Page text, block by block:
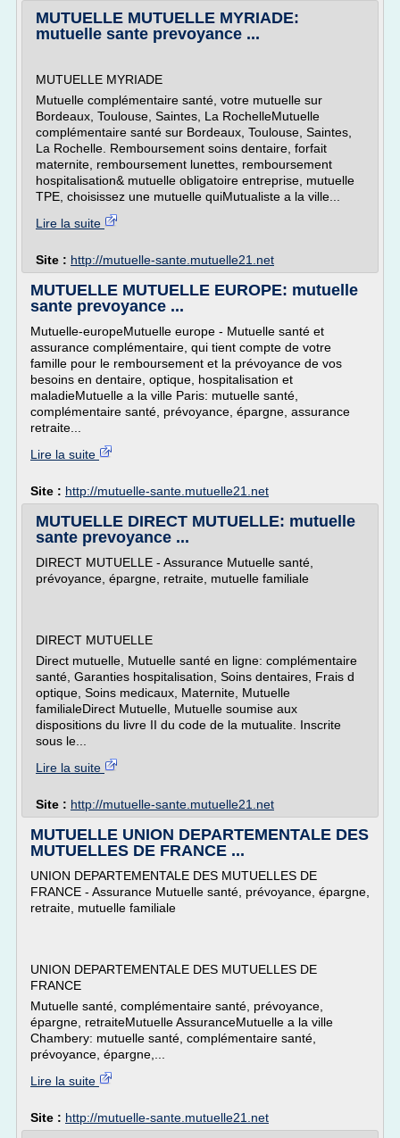
MUTUELLE MUTUELLE MYRIADE:
mutuelle sante prevoyance ...
MUTUELLE MYRIADE
Mutuelle complémentaire santé, votre mutuelle sur
Bordeaux, Toulouse, Saintes, La RochelleMutuelle
complémentaire santé sur Bordeaux, Toulouse, Saintes,
La Rochelle. Remboursement soins dentaire, forfait
maternite, remboursement lunettes, remboursement
hospitalisation& mutuelle obligatoire entreprise, mutuelle
TPE, choisissez une mutuelle quiMutualiste a la ville...
Lire la suite
Site : http://mutuelle-sante.mutuelle21.net
MUTUELLE MUTUELLE EUROPE: mutuelle
sante prevoyance ...
Mutuelle-europeMutuelle europe - Mutuelle santé et
assurance complémentaire, qui tient compte de votre
famille pour le remboursement et la prévoyance de vos
besoins en dentaire, optique, hospitalisation et
maladieMutuelle a la ville Paris: mutuelle santé,
complémentaire santé, prévoyance, épargne, assurance
retraite...
Lire la suite
Site : http://mutuelle-sante.mutuelle21.net
MUTUELLE DIRECT MUTUELLE: mutuelle
sante prevoyance ...
DIRECT MUTUELLE - Assurance Mutuelle santé,
prévoyance, épargne, retraite, mutuelle familiale
DIRECT MUTUELLE
Direct mutuelle, Mutuelle santé en ligne: complémentaire
santé, Garanties hospitalisation, Soins dentaires, Frais d
optique, Soins medicaux, Maternite, Mutuelle
familialeDirect Mutuelle, Mutuelle soumise aux
dispositions du livre II du code de la mutualite. Inscrite
sous le...
Lire la suite
Site : http://mutuelle-sante.mutuelle21.net
MUTUELLE UNION DEPARTEMENTALE DES
MUTUELLES DE FRANCE ...
UNION DEPARTEMENTALE DES MUTUELLES DE
FRANCE - Assurance Mutuelle santé, prévoyance, épargne,
retraite, mutuelle familiale
UNION DEPARTEMENTALE DES MUTUELLES DE
FRANCE
Mutuelle santé, complémentaire santé, prévoyance,
épargne, retraiteMutuelle AssuranceMutuelle a la ville
Chambery: mutuelle santé, complémentaire santé,
prévoyance, épargne,...
Lire la suite
Site : http://mutuelle-sante.mutuelle21.net